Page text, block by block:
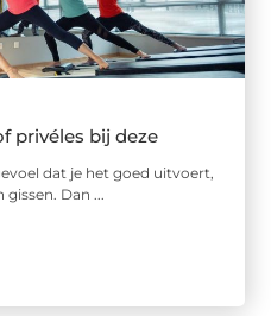
privéles bij deze
dat je het goed uitvoert,
Dan ...